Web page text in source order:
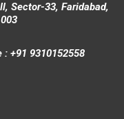
Sector-33, Faridabad,
: +91 9310152558